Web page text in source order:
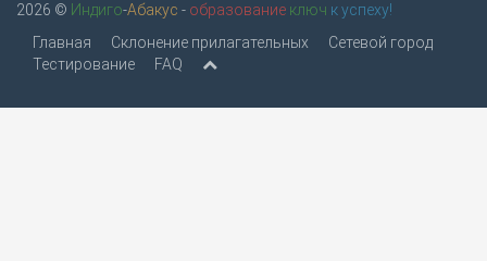
2026 © Индиго-Абакус - образование ключ к успеху!
Главная
Склонение прилагательных
Сетевой город
Тестирование
FAQ